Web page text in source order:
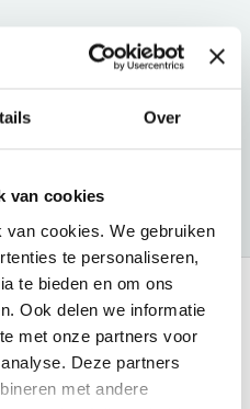
Over
van cookies
cookies. We gebruiken
te personaliseren,
te bieden en om ons
Ook delen we informatie
met onze partners voor
Deze partners
met andere
boven €50,-